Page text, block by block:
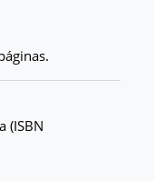
(ISBN